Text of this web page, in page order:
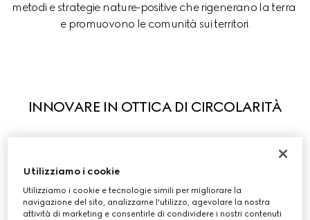
metodi e strategie nature-positive che rigenerano la terra
e promuovono le comunità sui territori.
INNOVARE IN OTTICA DI CIRCOLARITÀ
L'adozione e l'ampliamento dei principi della circolarità
sono intrinsecamente legati al design creativo e
all'innovazione, che ne costituiscono l'input. In Gucci,
Utilizziamo i cookie
Utilizziamo i cookie e tecnologie simili per migliorare la
navigazione del sito, analizzarne l'utilizzo, agevolare la nostra
attività di marketing e consentirle di condividere i nostri contenuti